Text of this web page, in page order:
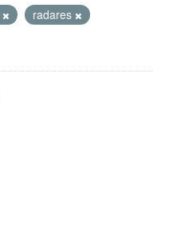
radares